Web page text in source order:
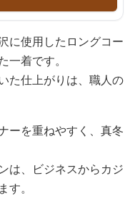
に使用したロングコー
一着です。
た仕上がりは、職人の
ーを重ねやすく、真冬
は、ビジネスからカジ
。